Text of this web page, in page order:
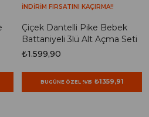
Çiçek Dantelli Pike Bebek
Battaniyeli 3lü Alt Açma Seti
₺1.599,90
BUGÜNE ÖZEL %15 ₺1359,91
İNDİRİM FIRSATINI KAÇIRMA!!